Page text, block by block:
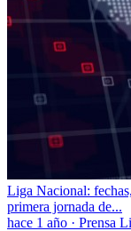
Liga Nacional:
primera jornada de...
hace 1 año · Prensa